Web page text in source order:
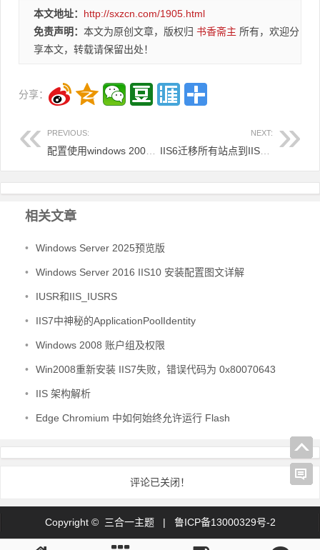
本文地址： http://sxzcn.com/1905.html
免责声明： 本文为原创文章，版权归 书香斋主 所有，欢迎分
享本文，转载请保留出处！
分享：
PREVIOUS: NEXT:
IIS6迁移所有站点到IIS7.5
相关文章
• Windows Server 2025预览版
• Windows Server 2016 IIS10 安装配置图文详解
• IUSR和IIS_IUSRS
• IIS7中神秘的ApplicationPoolIdentity
• Windows 2008 账户组及权限
• Win2008重新安装 IIS7失败，错误代码为 0x80070643
• IIS 架构解析
• Edge Chromium 中如何始终允许运行 Flash
评论已关闭！
Copyright © 三合一主题 | 鲁ICP备13000329号-2